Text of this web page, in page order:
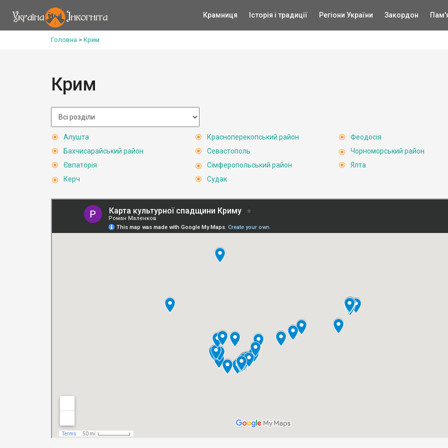
Крамниця Історія і традиції Регіони України Закордон
Головна > Крим
Крим
Алушта
Бахчисарайський район
Євпаторія
Керч
Красноперекопський район
Севастополь
Сімферопольський район
Судак
Феодосія
Чорноморський район
Ялта